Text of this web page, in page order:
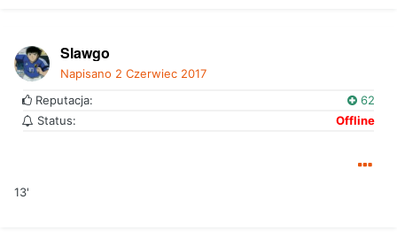
Slawgo
Napisano 2 Czerwiec 2017
Reputacja:
62
Status:
Offline
13'